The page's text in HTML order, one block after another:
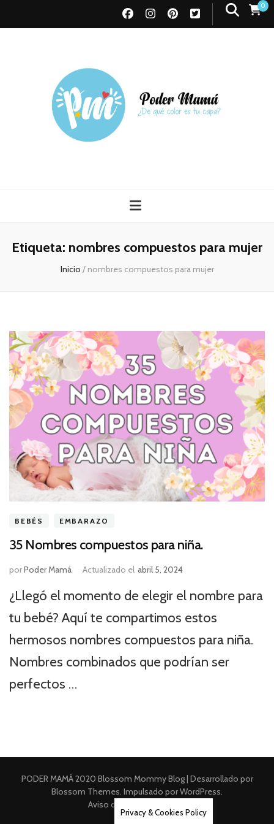
0
Etiqueta: nombres compuestos para mujer
Inicio / nombres compuestos para mujer
BEBÉS EMBARAZO
35 Nombres compuestos para niña.
porPoder Mamá Actualizado el abril 5, 2024
¿Llegó el momento de elegir el nombre para
tu bebé? Aquí te compartimos estos
hermosos nombres compuestos para niña.
Nombres combinados que podrían ser
perfectos …
PODER MAMÁ 2020 Blossom Mommy Blog | Desarrollado por
Blossom Themes. Impulsado porWordPress.
Aviso de Privacidad Integral
Privacy & Cookies Policy